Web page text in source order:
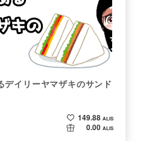
デイリーヤマザキのサンド
149.88 ALIS
0.00 ALIS